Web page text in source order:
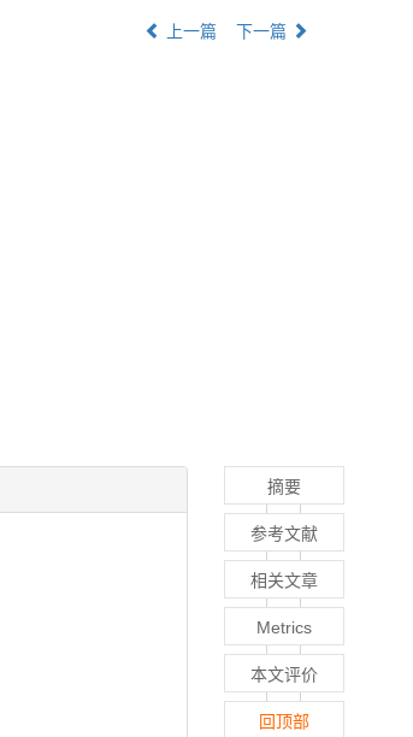
上一篇 下一篇
摘要
参考文献
相关文章
Metrics
本文评价
回顶部